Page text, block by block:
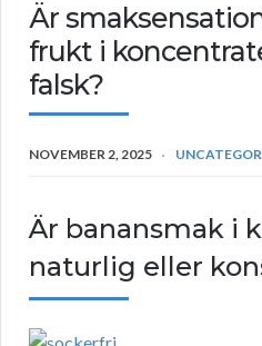
Är
frukt i
falsk?
NOVEMBER 2, 2025
Är banansmak i
naturlig eller